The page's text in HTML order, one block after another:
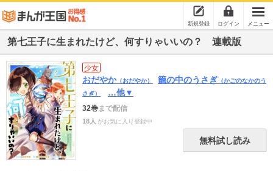
新規登録 ログイン メニュー
第七王子に生まれたけど、何すりゃいいの？ 連載版
少女
おだやか（おだやか） 籠の中のうさぎ （かごのなかのう
さぎ）
…他▼
32巻まで配信
18人 がお気に入り登録中
無料試し読み